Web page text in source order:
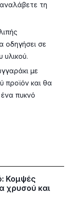
τη
οδηγήσει σε
με
προϊόν και θα
πυκνό
Κομψές
χρυσού και